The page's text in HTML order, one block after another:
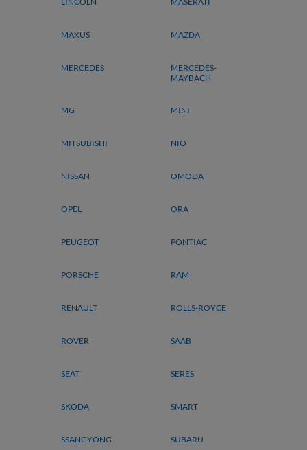
MAXUS MAZDA
MERCEDES
MERCEDES-
MAYBACH
MG MINI
MITSUBISHI NIO
NISSAN OMODA
OPEL ORA
PEUGEOT PONTIAC
PORSCHE RAM
RENAULT ROLLS-ROYCE
ROVER SAAB
SEAT SERES
SKODA SMART
SSANGYONG SUBARU